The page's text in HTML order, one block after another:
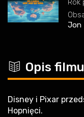
Rok
Jon
c Opis filmu
Disney i Pixar
Hopnięci.